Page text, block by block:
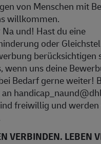
von Menschen mit
willkommen.
Na und! Hast du eine
oder
berücksichtigen
wenn uns deine
Bedarf gerne weiter!
freiwillig und
VERBINDEN. LEBEN